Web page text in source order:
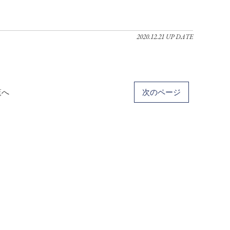
2020.12.21 UP DATE
へ 次のページ